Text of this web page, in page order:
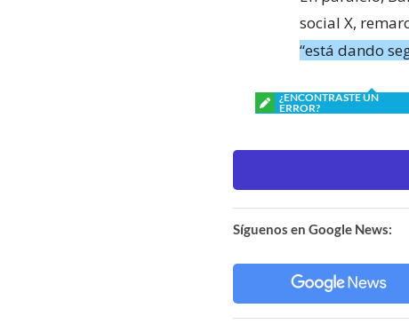
social X,
“está dando
¿ENCONTRASTE UN
ERROR?
Síguenos en Google News: